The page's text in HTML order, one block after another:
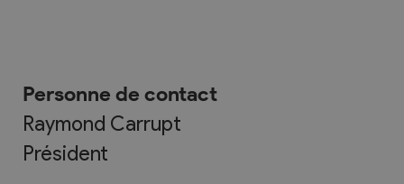
Personne de contact
Raymond Carrupt
Président